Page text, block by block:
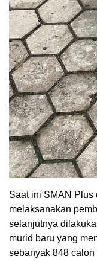
Saat ini SMAN Plus
melaksanakan
selanjutnya
murid baru yang
sebanyak 848 calon